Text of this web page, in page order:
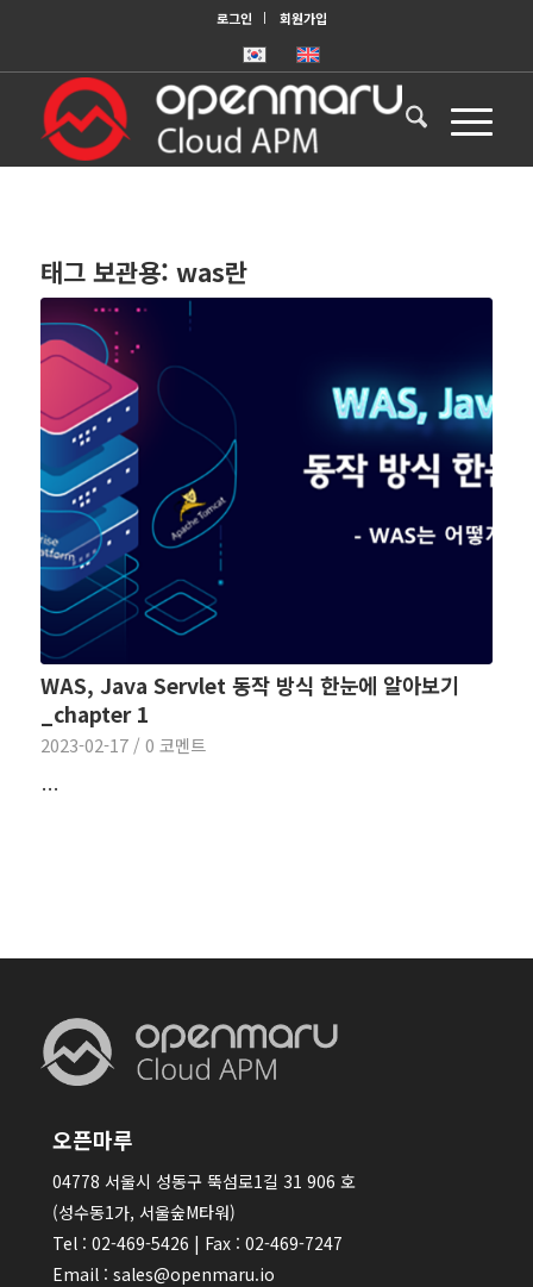
로그인 회원가입
태그 보관용: was란
WAS, Java Servlet 동작 방식 한눈에 알아보기
_chapter 1
2023-02-17 / 0 코멘트
…
오픈마루
04778 서울시 성동구 뚝섬로1길 31 906 호
(성수동1가, 서울숲M타워)
Tel : 02-469-5426 | Fax : 02-469-7247
Email : sales@openmaru.io